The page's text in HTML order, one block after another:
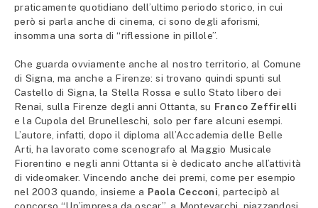
praticamente quotidiano dell’ultimo periodo storico, in cui
però si parla anche di cinema, ci sono degli aforismi,
insomma una sorta di “riflessione in pillole”.
Che guarda ovviamente anche al nostro territorio, al Comune
di Signa, ma anche a Firenze: si trovano quindi spunti sul
Castello di Signa, la Stella Rossa e sullo Stato libero dei
Renai, sulla Firenze degli anni Ottanta, su Franco Zeffirelli
e la Cupola del Brunelleschi, solo per fare alcuni esempi.
L’autore, infatti, dopo il diploma all’Accademia delle Belle
Arti, ha lavorato come scenografo al Maggio Musicale
Fiorentino e negli anni Ottanta si è dedicato anche all’attività
di videomaker. Vincendo anche dei premi, come per esempio
nel 2003 quando, insieme a Paola Cecconi, partecipò al